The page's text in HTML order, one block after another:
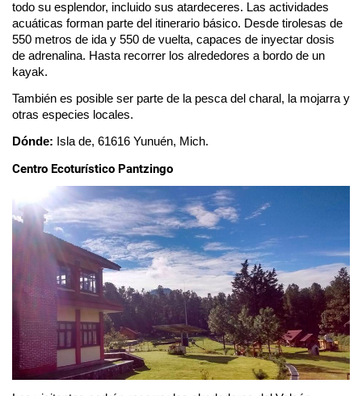
todo su esplendor, incluido sus atardeceres. Las actividades
acuáticas forman parte del itinerario básico. Desde tirolesas de
550 metros de ida y 550 de vuelta, capaces de inyectar dosis
de adrenalina. Hasta recorrer los alrededores a bordo de un
kayak.
También es posible ser parte de la pesca del charal, la mojarra y
otras especies locales.
Dónde: Isla de, 61616 Yunuén, Mich.
Centro Ecoturístico Pantzingo